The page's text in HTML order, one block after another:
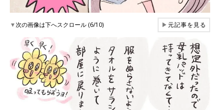
▼次の画像は下へスクロール (6/10) ▶元記事を見る